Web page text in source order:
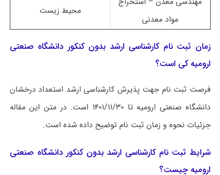
مواد معدنی
محیط زیست
زمان ثبت نام کارشناسی ارشد بدون کنکور دانشگاه صنعتی
ارومیه کی است؟
فرصت ثبت نام جهت پذیرش کارشناسی ارشد استعداد درخشان
دانشگاه صنعتی ارومیه تا ۱۴۰۱/۱۱/۳۰ است. در متن این مقاله
جزئیات نحوه و زمان ثبت نام توضیح داده شده است.
شرایط ثبت نام کارشناسی ارشد بدون کنکور دانشگاه صنعتی
ارومیه چیست؟